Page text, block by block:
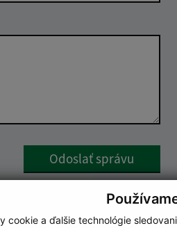
cookie a ďalšie technológie
Odoslať správu